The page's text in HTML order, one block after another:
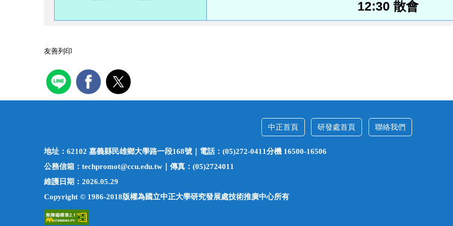
12:30 散會
友善列印
中正首頁 研發處首頁 聯絡我們
地址：62102 嘉義縣民雄鄉大學路一段168號｜電話：(05)272-0411分機 16500-16506
公務信箱：techpromot@ccu.edu.tw｜傳真：(05)2724011
維護日期：2026.05.29
Copyright © 1986-2018版權為國立中正大學研究發展處技術推廣中心所有